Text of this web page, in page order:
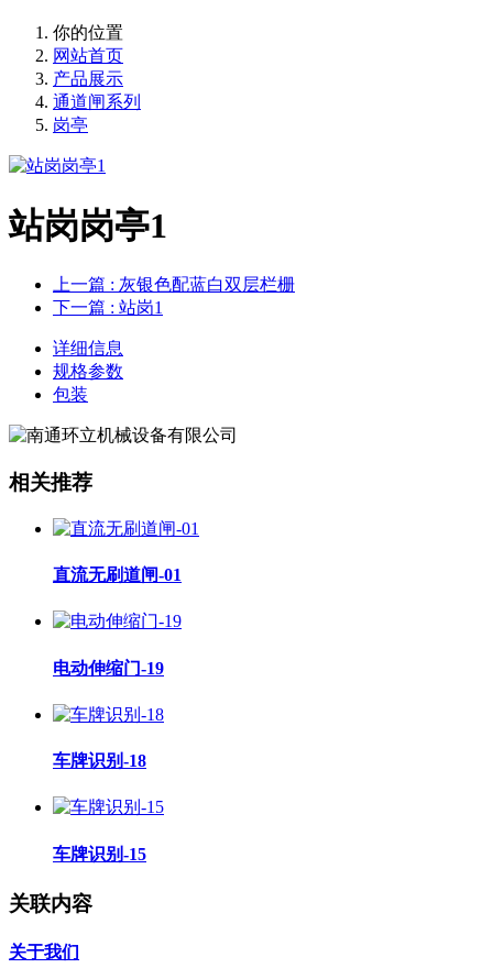
你的位置
网站首页
产品展示
通道闸系列
岗亭
站岗岗亭1
上一篇 : 灰银色配蓝白双层栏栅
下一篇 : 站岗1
详细信息
规格参数
包装
相关推荐
直流无刷道闸-01
电动伸缩门-19
车牌识别-18
车牌识别-15
关联内容
关于我们